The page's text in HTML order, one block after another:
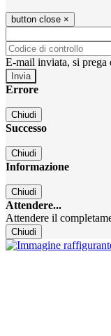
button close ×
E-mail inviata, si prega
Errore
Chiudi
Successo
Chiudi
Informazione
Chiudi
Attendere...
Attendere il
Chiudi